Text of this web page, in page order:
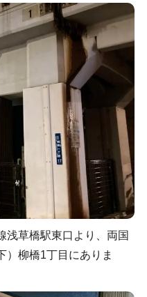
浅草橋駅東口より、両国
）柳橋1丁目にありま